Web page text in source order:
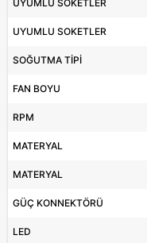
UYUMLU SOKETLER
UYUMLU SOKETLER
SOĞUTMA TİPİ
FAN BOYU
RPM
MATERYAL
MATERYAL
GÜÇ KONNEKTÖRÜ
LED